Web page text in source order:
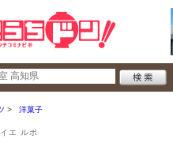
洋菓子
エ ルポ